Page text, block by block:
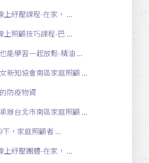
上紓壓課程-在家， ...
上照顧技巧課程-巴 ...
能學習一起放鬆-精油 ...
新知協會南區家庭照顧 ...
防疫物資
辦台北市南區家庭照顧 ...
下，家庭照顧者 ...
上紓壓團體-在家， ...